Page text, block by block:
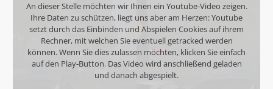
An dieser Stelle möchten wir Ihnen ein Youtube-Video zeigen.
Ihre Daten zu schützen, liegt uns aber am Herzen: Youtube
setzt durch das Einbinden und Abspielen Cookies auf ihrem
Rechner, mit welchen Sie eventuell getracked werden
können. Wenn Sie dies zulassen möchten, klicken Sie einfach
auf den Play-Button. Das Video wird anschließend geladen
und danach abgespielt.